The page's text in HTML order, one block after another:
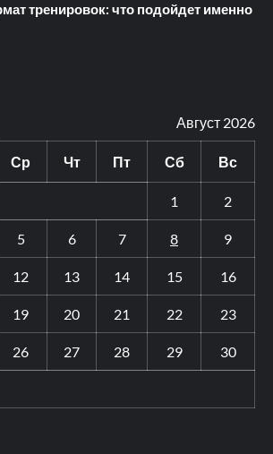
тренировок: что подойдет именно
Август 2026
Ср Чт Пт Сб Вс
1 2
5 6 7 8 9
12 13 14 15 16
19 20 21 22 23
26 27 28 29 30